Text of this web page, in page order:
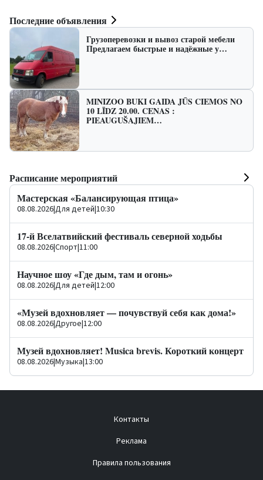
Последние объявления
Грузоперевозки и вывоз старой мебели
Предлагаем быстрые и надёжные у…
MINIZOO BUKI GAIDA JŪS CIEMOS NO
10 LĪDZ 20.00. CENAS :
PIEAUGUŠAJIEM…
Расписание мероприятий
Мастерская «Балансирующая птица»
08.08.2026|Для детей|10:30
17-й Вселатвийский фестиваль северной ходьбы
08.08.2026|Спорт|11:00
Научное шоу «Где дым, там и огонь»
08.08.2026|Для детей|12:00
«Музей вдохновляет — почувствуй себя как дома!»
08.08.2026|Другое|12:00
Музей вдохновляет! Musica brevis. Короткий концерт
08.08.2026|Музыка|13:00
Контакты
Реклама
Правила пользования